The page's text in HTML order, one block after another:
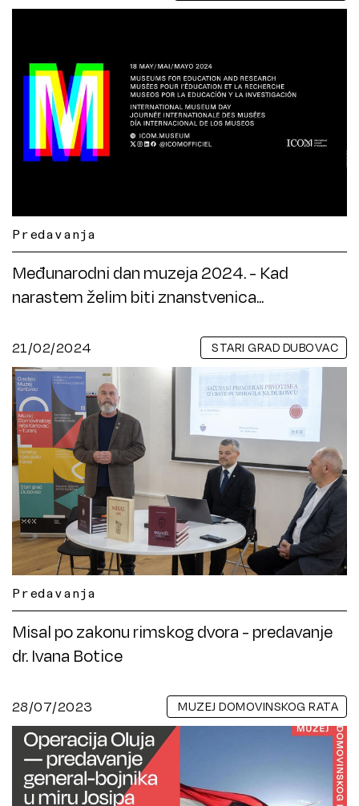
Predavanja
Međunarodni dan muzeja 2024. - Kad
narastem želim biti znanstvenica...
21/02/2024 STARI GRAD DUBOVAC
Predavanja
Misal po zakonu rimskog dvora - predavanje
dr. Ivana Botice
28/07/2023 MUZEJ DOMOVINSKOG RATA